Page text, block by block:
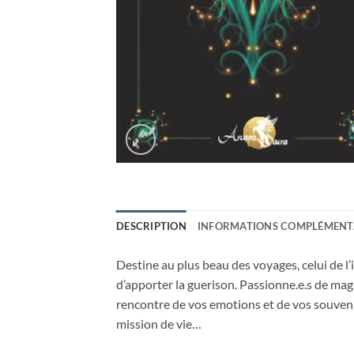
DESCRIPTION INFORMATIONS
Destine au plus beau des voyages, celui
d’apporter la guerison. Passionne.e.s de
rencontre de vos emotions et de vos
mission de vie…